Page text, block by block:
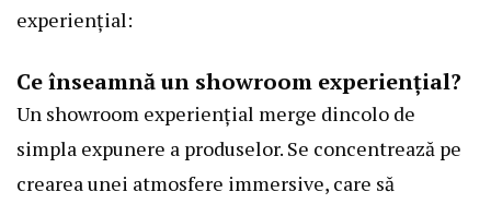
experiențial:
Ce înseamnă un showroom experiențial?
Un showroom experiențial merge dincolo de
simpla expunere a produselor. Se concentrează pe
crearea unei atmosfere immersive, care să